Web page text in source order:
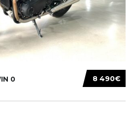
8 490€
0